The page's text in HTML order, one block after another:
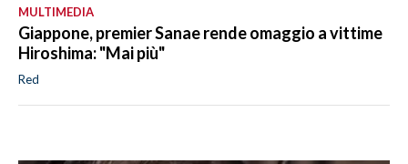
MULTIMEDIA
Giappone, premier Sanae rende omaggio a vittime
Hiroshima: "Mai più"
Red